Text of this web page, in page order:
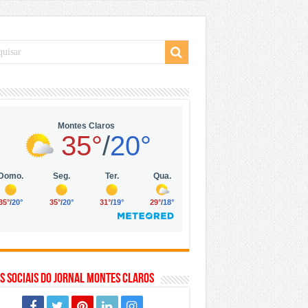
Vila Olímpia, em São Paulo
mil no digital
eólica e hidrogênio verde
Sociais do Jornal Montes Claros